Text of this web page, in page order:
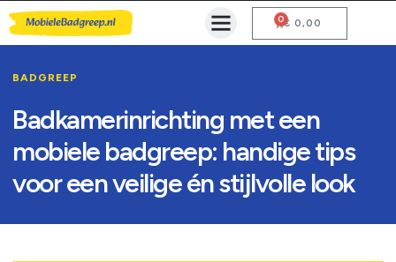
€ 0,00
0
BADGREEP
Badkamerinrichting met een
mobiele badgreep: handige tips
voor een veilige én stijlvolle look